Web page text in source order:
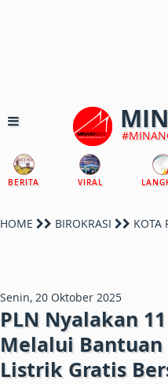
BERITA VIRAL
HOME BIROKRASI KOTA
Senin, 20 Oktober 2025
PLN Nyalakan
Melalui Bantuan
Listrik Gratis